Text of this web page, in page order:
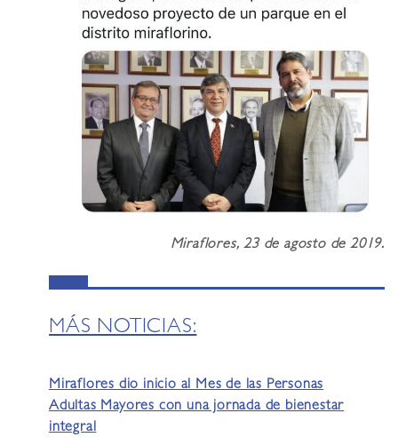
Miraflores, 23 de agosto de 2019.
MÁS NOTICIAS:
Miraflores dio inicio al Mes de las Personas
Adultas Mayores con una jornada de bienestar
integral